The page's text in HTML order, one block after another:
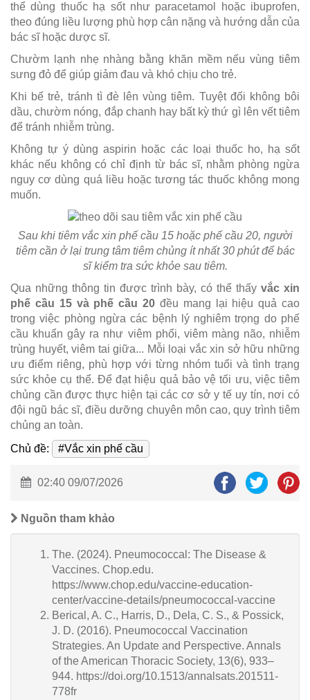
thể dùng thuốc hạ sốt như paracetamol hoặc ibuprofen,
theo đúng liều lượng phù hợp cân nặng và hướng dẫn của
bác sĩ hoặc dược sĩ.
Chườm lạnh nhẹ nhàng bằng khăn mềm nếu vùng tiêm
sưng đỏ để giúp giảm đau và khó chịu cho trẻ.
Khi bế trẻ, tránh tì đè lên vùng tiêm. Tuyệt đối không bôi
dầu, chườm nóng, đắp chanh hay bất kỳ thứ gì lên vết tiêm
để tránh nhiễm trùng.
Không tự ý dùng aspirin hoặc các loại thuốc ho, hạ sốt
khác nếu không có chỉ định từ bác sĩ, nhằm phòng ngừa
nguy cơ dùng quá liều hoặc tương tác thuốc không mong
muốn.
Sau khi tiêm vắc xin phế cầu 15 hoặc phế cầu 20, người
tiêm cần ở lại trung tâm tiêm chủng ít nhất 30 phút để bác
sĩ kiểm tra sức khỏe sau tiêm.
Qua những thông tin được trình bày, có thể thấy vắc xin
phế cầu 15 và phế cầu 20 đều mang lại hiệu quả cao
trong việc phòng ngừa các bệnh lý nghiêm trọng do phế
cầu khuẩn gây ra như viêm phổi, viêm màng não, nhiễm
trùng huyết, viêm tai giữa... Mỗi loại vắc xin sở hữu những
ưu điểm riêng, phù hợp với từng nhóm tuổi và tình trạng
sức khỏe cụ thể. Để đạt hiệu quả bảo vệ tối ưu, việc tiêm
chủng cần được thực hiện tại các cơ sở y tế uy tín, nơi có
đội ngũ bác sĩ, điều dưỡng chuyên môn cao, quy trình tiêm
chủng an toàn.
Chủ đề:
#Vắc xin phế cầu
02:40 09/07/2026
Nguồn tham khảo
The. (2024). Pneumococcal: The Disease &
Vaccines. Chop.edu.
https://www.chop.edu/vaccine-education-
center/vaccine-details/pneumococcal-vaccine
Berical, A. C., Harris, D., Dela, C. S., & Possick,
J. D. (2016). Pneumococcal Vaccination
Strategies. An Update and Perspective. Annals
of the American Thoracic Society, 13(6), 933–
944. https://doi.org/10.1513/annalsats.201511-
778fr